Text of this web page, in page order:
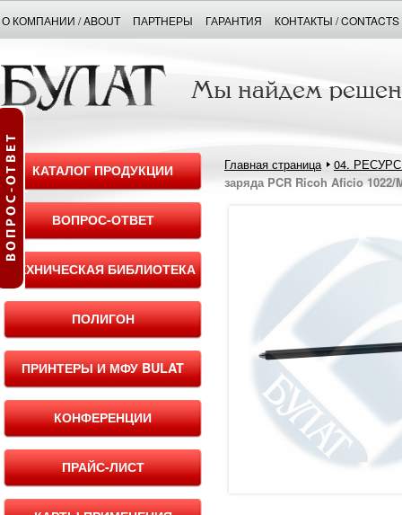
О КОМПАНИИ / ABOUT ПАРТНЕРЫ ГАРАНТИЯ КОНТАКТЫ / CONTACTS
КАТАЛОГ ПРОДУКЦИИ
ВОПРОС-ОТВЕТ
ТЕХНИЧЕСКАЯ БИБЛИОТЕКА
ПОЛИГОН
ПРИНТЕРЫ И МФУ BULAT
КОНФЕРЕНЦИИ
ПРАЙС-ЛИСТ
Главная страница
04.
заряда PCR Ricoh Aficio 1022/